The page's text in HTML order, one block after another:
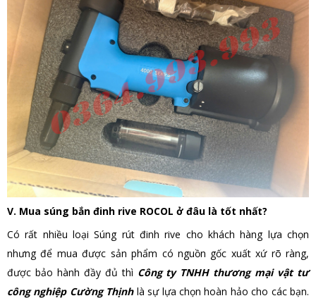
V. Mua súng bắn đinh rive ROCOL ở đâu là tốt nhất?
Có rất nhiều loại Súng rút đinh rive cho khách hàng lựa chọn
nhưng để mua được sản phẩm có nguồn gốc xuất xứ rõ ràng,
được bảo hành đầy đủ thì Công ty TNHH thương mại vật tư
công nghiệp Cường Thịnhlà sự lựa chọn hoàn hảo cho các bạn.